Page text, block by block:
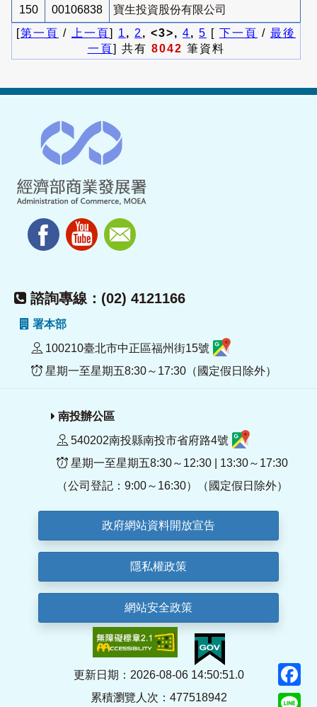
150 00106838
寶生投資股份有限公司
[第一頁 / 上一頁] 1 , 2 , <3>, 4, 5 [ 下一頁 / 最後
一頁] 共有 8042 筆資料
諮詢專線：(02) 4121166
署本部
100210臺北市中正區福州街15號
星期一至星期五8:30～17:30（國定假日除外）
南投辦公區
540202南投縣南投市省府路4號
星期一至星期五8:30～12:30 | 13:30～17:30
（公司登記：9:00～16:30）（國定假日除外）
政府網站資料開放宣告
隱私權政策
網站安全政策
更新日期：2026-08-06 14:50:51.0
累積瀏覽人次：477518942